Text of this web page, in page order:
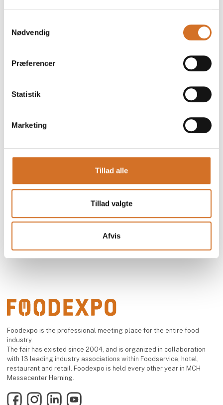
Nødvendig
Præferencer
Statistik
Marketing
Tillad alle
Tillad valgte
Afvis
Reporto ApS
Foodexpo is the professional meeting place for the entire food
industry.
The fair has existed since 2004, and is organized in collaboration
with 13 leading industry associations within Foodservice, hotel,
restaurant and retail. Foodexpo is held every other year in MCH
Messecenter Herning.
FacebookInstagramLinkedInYouTube